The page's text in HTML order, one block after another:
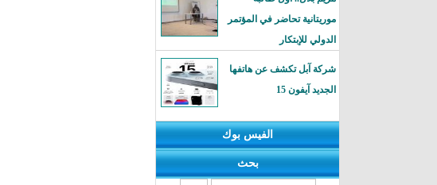
موريتانية تحاضر في المؤتمر
الدولي للإبتكار
شركة آبل تكشف عن هاتفها
الجديد آيفون 15
الفيس بوك
بحث